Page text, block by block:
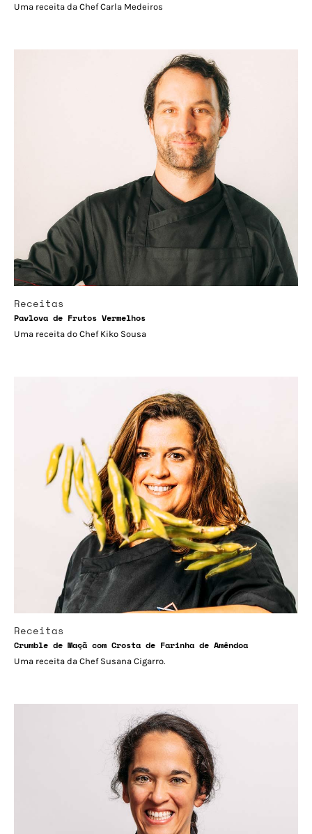
Uma receita da Chef Carla Medeiros
Receitas
Pavlova de Frutos Vermelhos
Uma receita do Chef Kiko Sousa
Receitas
Crumble de Maçã com Crosta de Farinha de Amêndoa
Uma receita da Chef Susana Cigarro.